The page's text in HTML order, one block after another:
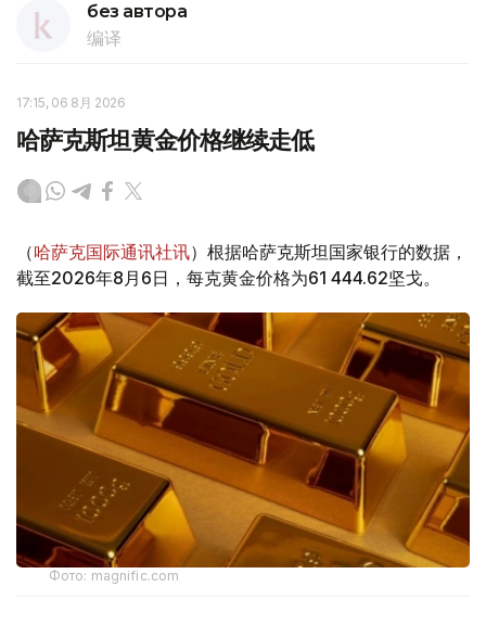
без автора
编译
17:15, 06 8月 2026
哈萨克斯坦黄金价格继续走低
（哈萨克国际通讯社讯）根据哈萨克斯坦国家银行的数据，
截至2026年8月6日，每克黄金价格为61 444.62坚戈。
Фото: magnific.com